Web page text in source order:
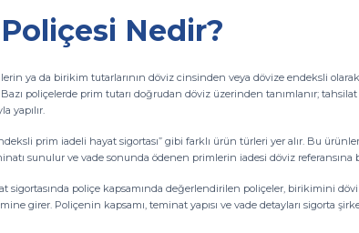
Nedir?
ya da birikim tutarlarının döviz cinsinden veya dövize endeksli
Bazı poliçelerde prim tutarı doğrudan döviz üzerinden tanımlanır;
yapılır.
prim iadeli hayat sigortası” gibi farklı ürün türleri yer alır. Bu
sunulur ve vade sonunda ödenen primlerin iadesi döviz referansına
sigortasında poliçe kapsamında değerlendirilen poliçeler, birikimini
girer. Poliçenin kapsamı, teminat yapısı ve vade detayları sigorta